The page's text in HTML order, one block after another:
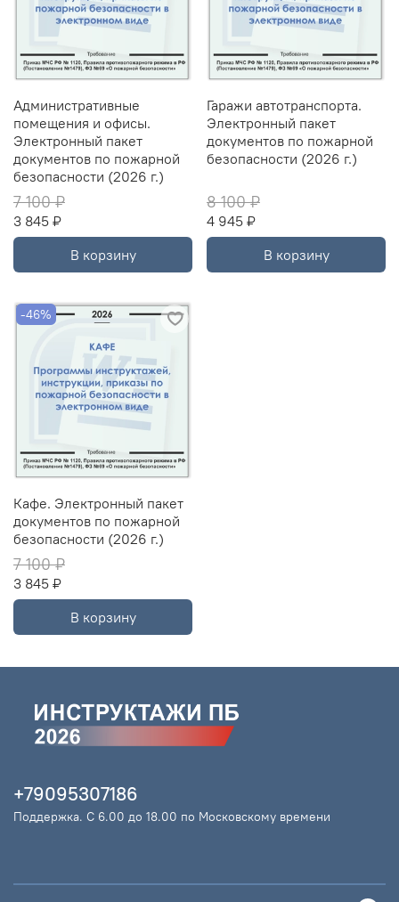
Административные
помещения и офисы.
Электронный пакет
документов по пожарной
безопасности (2026 г.)
7 100 ₽
3 845 ₽
В корзину
Гаражи автотранспорта.
Электронный пакет
документов по пожарной
безопасности (2026 г.)
8 100 ₽
4 945 ₽
В корзину
-46%
Кафе. Электронный пакет
документов по пожарной
безопасности (2026 г.)
7 100 ₽
3 845 ₽
В корзину
+79095307186
Поддержка. С 6.00 до 18.00 по Московскому времени